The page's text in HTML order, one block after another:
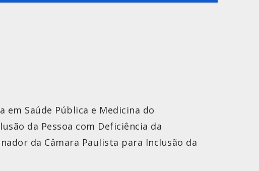
em Saúde Pública e Medicina do
da Pessoa com Deficiência da
da Câmara Paulista para Inclusão da